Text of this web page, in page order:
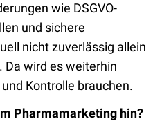
wie DSGVO-
und sichere
nicht zuverlässig allein
Da wird es weiterhin
Kontrolle brauchen.
Pharmamarketing hin?